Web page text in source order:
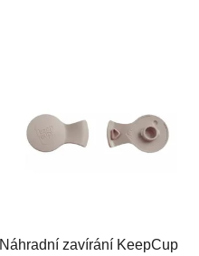
Náhradní zavírání KeepCup